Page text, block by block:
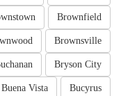
Brownfield
Brownsville
Bryson City
Bucyrus
Buena Vista